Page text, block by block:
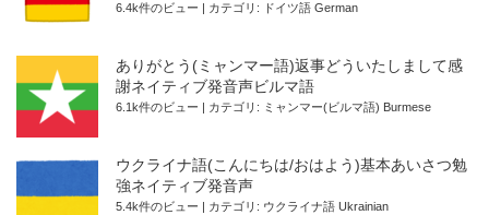
6.4k件のビュー カテゴリ: ドイツ語 German
ありがとう(ミャンマー語)返事どういたしまして感
謝ネイティブ発音声ビルマ語
6.1k件のビュー カテゴリ: ミャンマー(ビルマ語) Burmese
ウクライナ語(こんにちは/おはよう)基本あいさつ勉
強ネイティブ発音声
5.4k件のビュー カテゴリ: ウクライナ語 Ukrainian